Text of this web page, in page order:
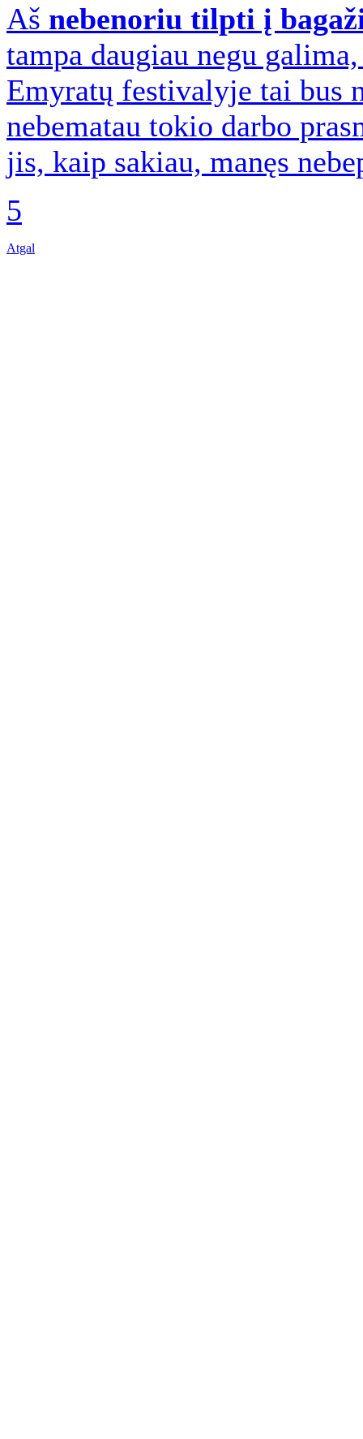
Aš nebenoriu tilpti į
tampa daugiau negu
Emyratų festivalyje tai bus
nebematau tokio darbo
jis, kaip sakiau, manęs
5
Atgal